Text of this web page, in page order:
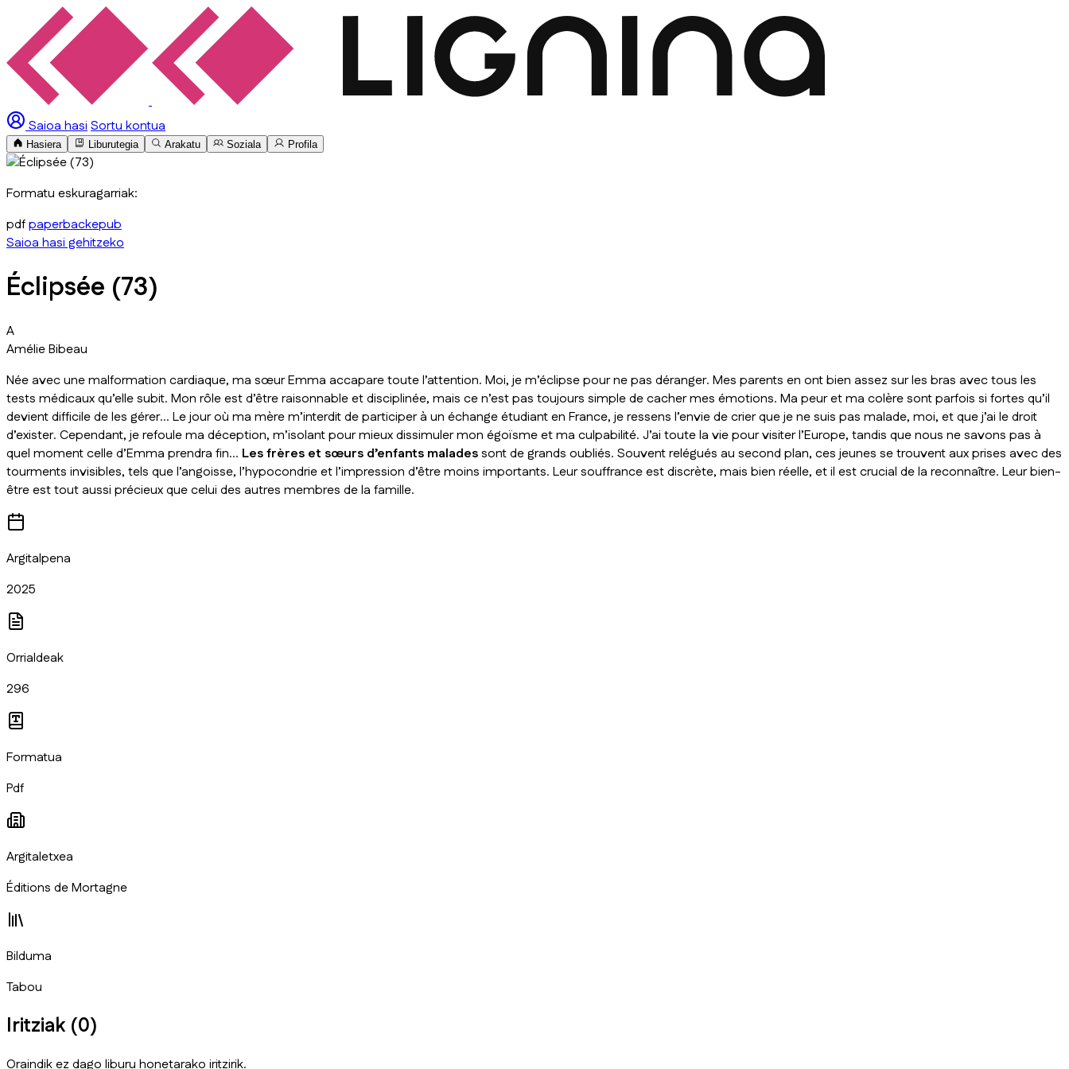
Saioa hasiSortu kontua
Hasiera Liburutegia Arakatu Soziala Profila
Formatu eskuragarriak:
pdfpaperbackepub
Saioa hasi gehitzeko
Éclipsée (73)
A
Amélie Bibeau
Née avec une malformation cardiaque, ma sœur Emma accapare toute l’attention. Moi, je m’éclipse pour ne pas déranger. Mes parents en ont bien assez sur les bras avec tous les
tests médicaux qu’elle subit. Mon rôle est d’être raisonnable et disciplinée, mais ce n’est pas toujours simple de cacher mes émotions. Ma peur et ma colère sont parfois si fortes qu’il
devient difficile de les gérer… Le jour où ma mère m’interdit de participer à un échange étudiant en France, je ressens l’envie de crier que je ne suis pas malade, moi, et que j’ai le droit
d’exister. Cependant, je refoule ma déception, m’isolant pour mieux dissimuler mon égoïsme et ma culpabilité. J’ai toute la vie pour visiter l’Europe, tandis que nous ne savons pas à
quel moment celle d’Emma prendra fin… Les frères et sœurs d’enfants maladessont de grands oubliés. Souvent relégués au second plan, ces jeunes se trouvent aux prises avec des
tourments invisibles, tels que l’angoisse, l’hypocondrie et l’impression d’être moins importants. Leur souffrance est discrète, mais bien réelle, et il est crucial de la reconnaître. Leur bien-
être est tout aussi précieux que celui des autres membres de la famille.
Argitalpena
2025
Orrialdeak
296
Formatua
Pdf
Argitaletxea
Éditions de Mortagne
Bilduma
Tabou
Iritziak (0)
Oraindik ez dago liburu honetarako iritzirik.